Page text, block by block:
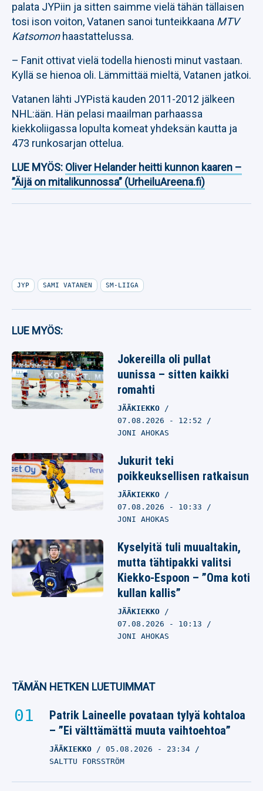
palata JYPiin ja sitten saimme vielä tähän tällaisen
tosi ison voiton, Vatanen sanoi tunteikkaana MTV
Katsomonhaastattelussa.
– Fanit ottivat vielä todella hienosti minut vastaan.
Kyllä se hienoa oli. Lämmittää mieltä, Vatanen jatkoi.
Vatanen lähti JYPistä kauden 2011-2012 jälkeen
NHL:ään. Hän pelasi maailman parhaassa
kiekkoliigassa lopulta komeat yhdeksän kautta ja
473 runkosarjan ottelua.
LUE MYÖS: Oliver Helander heitti kunnon kaaren –
”Äijä on mitalikunnossa” (UrheiluAreena.fi)
JYP SAMI VATANEN SM-LIIGA
LUE MYÖS:
Jokereilla oli pullat
uunissa – sitten kaikki
romahti
JÄÄKIEKKO
07.08.2026 - 12:52
JONI AHOKAS
Jukurit teki
poikkeuksellisen ratkaisun
JÄÄKIEKKO
07.08.2026 - 10:33
JONI AHOKAS
Kyselyitä tuli muualtakin,
mutta tähtipakki valitsi
Kiekko-Espoon – ”Oma koti
kullan kallis”
JÄÄKIEKKO
07.08.2026 - 10:13
JONI AHOKAS
TÄMÄN HETKEN LUETUIMMAT
Patrik Laineelle povataan tylyä kohtaloa
– ”Ei välttämättä muuta vaihtoehtoa”
JÄÄKIEKKO 05.08.2026 - 23:34
SALTTU FORSSTRÖM